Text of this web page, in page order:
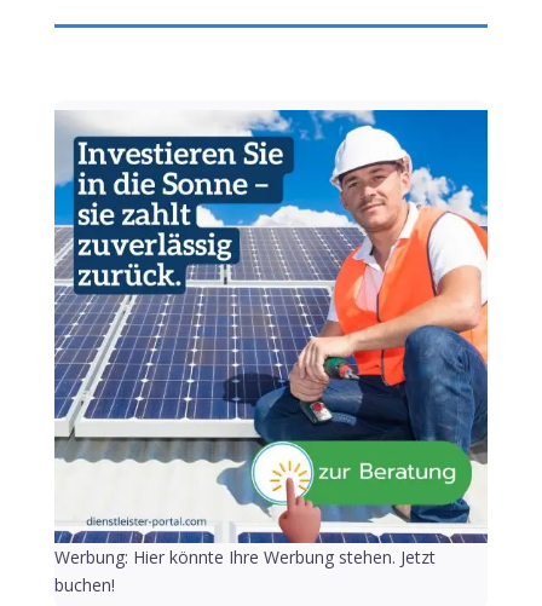
Werbung: Hier könnte Ihre Werbung stehen. Jetzt
buchen!